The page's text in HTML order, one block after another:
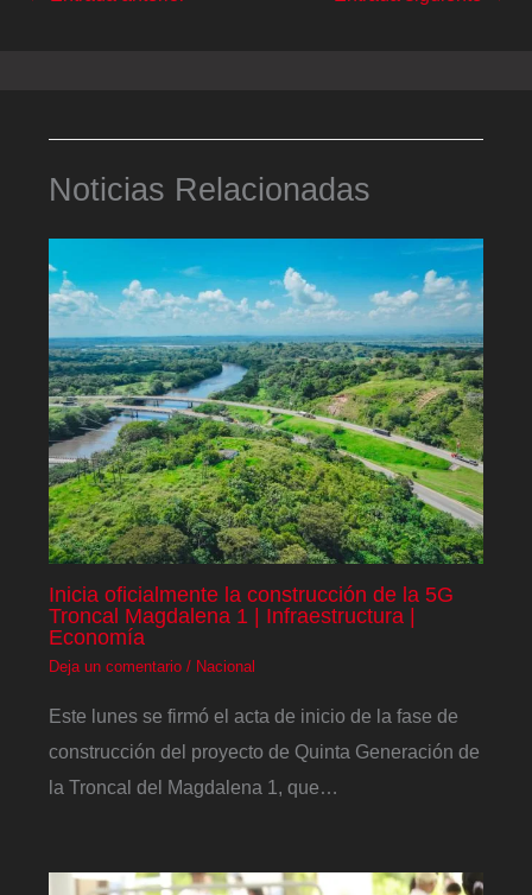
Noticias Relacionadas
Inicia oficialmente la construcción de la 5G
Troncal Magdalena 1 | Infraestructura |
Economía
Deja un comentario / Nacional
Este lunes se firmó el acta de inicio de la fase de
construcción del proyecto de Quinta Generación de
la Troncal del Magdalena 1, que…